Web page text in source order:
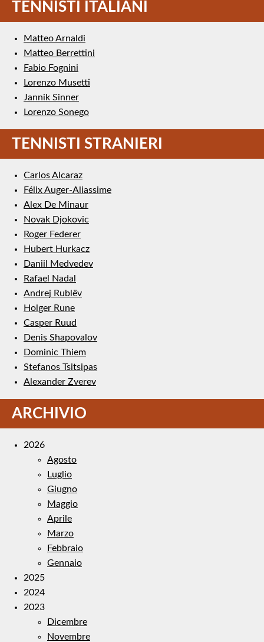
TENNISTI ITALIANI
Matteo Arnaldi
Matteo Berrettini
Fabio Fognini
Lorenzo Musetti
Jannik Sinner
Lorenzo Sonego
TENNISTI STRANIERI
Carlos Alcaraz
Félix Auger-Aliassime
Alex De Minaur
Novak Djokovic
Roger Federer
Hubert Hurkacz
Daniil Medvedev
Rafael Nadal
Andrej Rublëv
Holger Rune
Casper Ruud
Denis Shapovalov
Dominic Thiem
Stefanos Tsitsipas
Alexander Zverev
ARCHIVIO
2026
Agosto
Luglio
Giugno
Maggio
Aprile
Marzo
Febbraio
Gennaio
2025
2024
2023
Dicembre
Novembre